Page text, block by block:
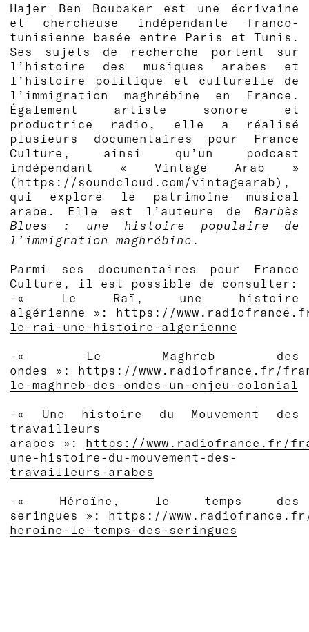
Hajer Ben Boubaker est une écrivaine
et chercheuse indépendante franco-
tunisienne basée entre Paris et Tunis.
Ses sujets de recherche portent sur
l’histoire des musiques arabes et
l’histoire politique et culturelle de
l’immigration maghrébine en France.
Également artiste sonore et
productrice radio, elle a réalisé
plusieurs documentaires pour France
Culture, ainsi qu’un podcast
indépendant « Vintage Arab »
(https://soundcloud.com/vintagearab),
qui explore le patrimoine musical
arabe. Elle est l’auteure de Barbès
Blues : une histoire populaire de
l’immigration maghrébine .
Parmi ses documentaires pour France
Culture, il est possible de consulter:
-« Le Raï, une histoire
algérienne »: https://
le-rai-une-histoire-algerienne
-« Le Maghreb des
ondes »: https://www.radiofrance.fr/
le-maghreb-des-ondes-un-enjeu-colonial
-« Une histoire du Mouvement des
travailleurs
arabes »: https://www.radiofrance.fr/
une-histoire-du-mouvement-des-
travailleurs-arabes
-« Héroïne, le temps des
seringues »: https://
heroine-le-temps-des-seringues